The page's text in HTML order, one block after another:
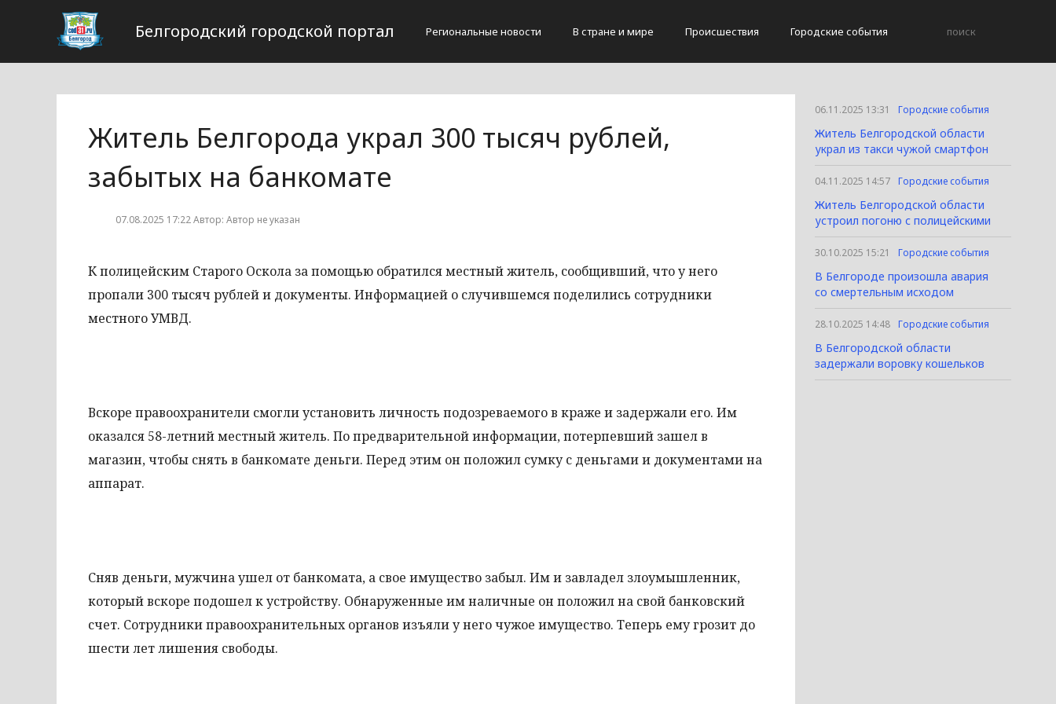
Белгородский городской портал Региональные новости В стране и мире Происшествия Городские события
Житель Белгорода украл 300 тысяч рублей,
забытых на банкомате
07.08.2025 17:22 Автор: Автор не указан
К полицейским Старого Оскола за помощью обратился местный житель, сообщивший, что у него
пропали 300 тысяч рублей и документы. Информацией о случившемся поделились сотрудники
местного УМВД.
Вскоре правоохранители смогли установить личность подозреваемого в краже и задержали его. Им
оказался 58-летний местный житель. По предварительной информации, потерпевший зашел в
магазин, чтобы снять в банкомате деньги. Перед этим он положил сумку с деньгами и документами на
аппарат.
Сняв деньги, мужчина ушел от банкомата, а свое имущество забыл. Им и завладел злоумышленник,
который вскоре подошел к устройству. Обнаруженные им наличные он положил на свой банковский
счет. Сотрудники правоохранительных органов изъяли у него чужое имущество. Теперь ему грозит до
шести лет лишения свободы.
06.11.2025 13:31 Городские события
Житель Белгородской области
украл из такси чужой смартфон
04.11.2025 14:57 Городские события
Житель Белгородской области
устроил погоню с полицейскими
30.10.2025 15:21 Городские события
В Белгороде произошла авария
со смертельным исходом
28.10.2025 14:48 Городские события
В Белгородской области
задержали воровку кошельков